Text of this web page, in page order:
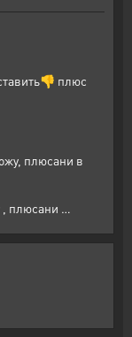
плюс
плюсани в
, плюсани …